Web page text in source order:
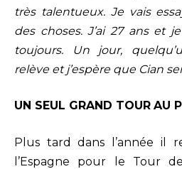
très talentueux. Je vais
des choses. J’ai 27 ans et
toujours. Un jour,
relève et j’espère que Cian
UN SEUL GRAND TOUR AU
Plus tard dans l’année il
l’Espagne pour le Tour